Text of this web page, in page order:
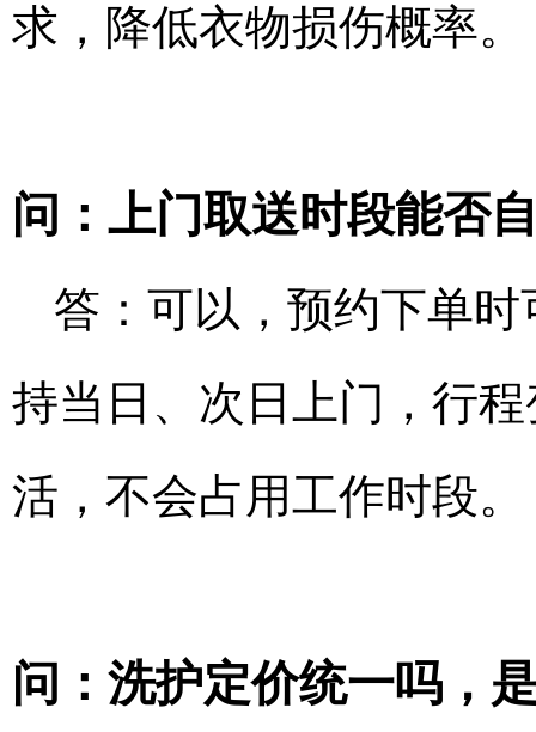
求，降低衣物损伤概率。
问：上门取送时段能否
答：可以，预约下单
持当日、次日上门，行
活，不会占用工作时段。
问：洗护定价统一吗，